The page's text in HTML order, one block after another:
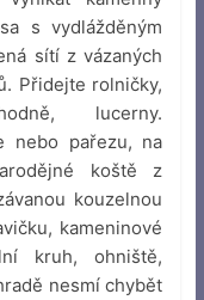
s vydlážděným
sítí z vázaných
Přidejte rolničky,
lucerny.
nebo pařezu, na
koště z
kouzelnou
kameninové
kruh, ohniště,
nesmí chybět